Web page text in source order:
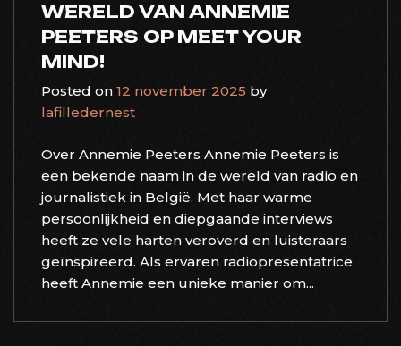
WERELD VAN ANNEMIE
PEETERS OP MEET YOUR
MIND!
Posted on 12 november 2025 by
lafilledernest
Over Annemie Peeters Annemie Peeters is
een bekende naam in de wereld van radio en
journalistiek in België. Met haar warme
persoonlijkheid en diepgaande interviews
heeft ze vele harten veroverd en luisteraars
geïnspireerd. Als ervaren radiopresentatrice
heeft Annemie een unieke manier om...